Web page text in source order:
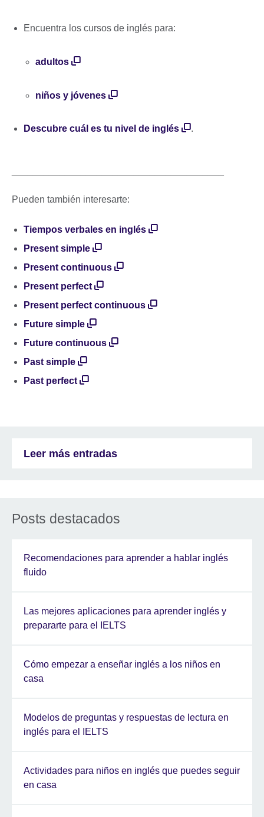
Encuentra los cursos de inglés para:
adultos
niños y jóvenes
Descubre cuál es tu nivel de inglés .
Pueden también interesarte:
Tiempos verbales en inglés
Present simple
Present continuous
Present perfect
Present perfect continuous
Future simple
Future continuous
Past simple
Past perfect
Leer más entradas
Posts destacados
Recomendaciones para aprender a hablar inglés
fluido
Las mejores aplicaciones para aprender inglés y
prepararte para el IELTS
Cómo empezar a enseñar inglés a los niños en
casa
Modelos de preguntas y respuestas de lectura en
inglés para el IELTS
Actividades para niños en inglés que puedes seguir
en casa